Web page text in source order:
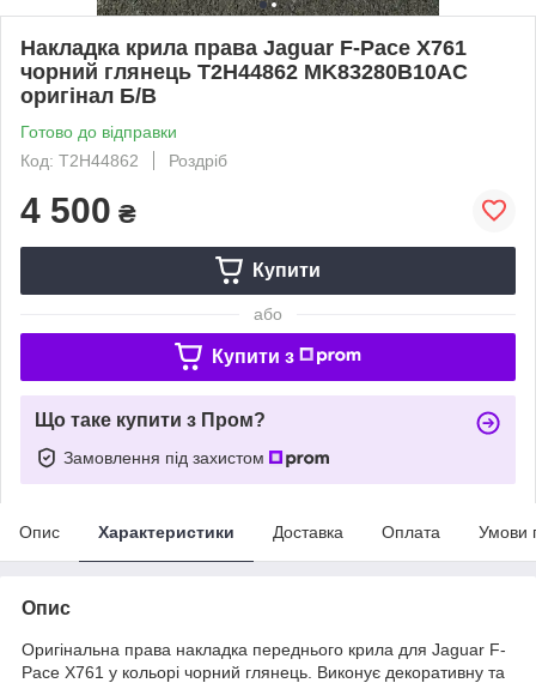
Накладка крила права Jaguar F-Pace X761
чорний глянець T2H44862 MK83280B10AC
оригінал Б/В
Готово до відправки
Код: T2H44862
Роздріб
4 500 ₴
Купити
або
Купити з
Що таке купити з Пром?
Замовлення під захистом
Опис Характеристики Доставка Оплата Умови
Опис
Оригінальна права накладка переднього крила для Jaguar F-
Pace X761 у кольорі чорний глянець. Виконує декоративну та